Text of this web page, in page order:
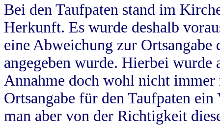
Bei den Taufpaten stand im
Herkunft. Es wurde deshalb
eine Abweichung zur
angegeben wurde. Hierbei wurde
Annahme doch wohl nicht
Ortsangabe für den Taufpaten
man aber von der Richtigkeit